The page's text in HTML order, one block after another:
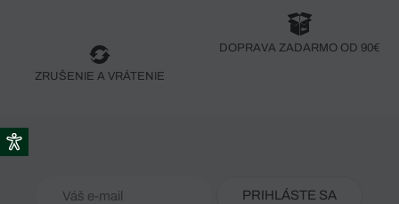
ZRUŠENIE A VRÁTENIE
DOPRAVA ZADARMO OD 90€
PRIHLÁSTE SA